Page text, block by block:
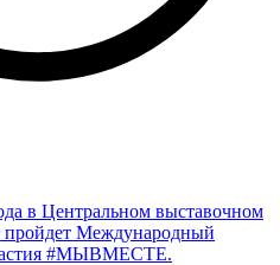
в Центральном выставочном
Международный
#МЫВМЕСТЕ.